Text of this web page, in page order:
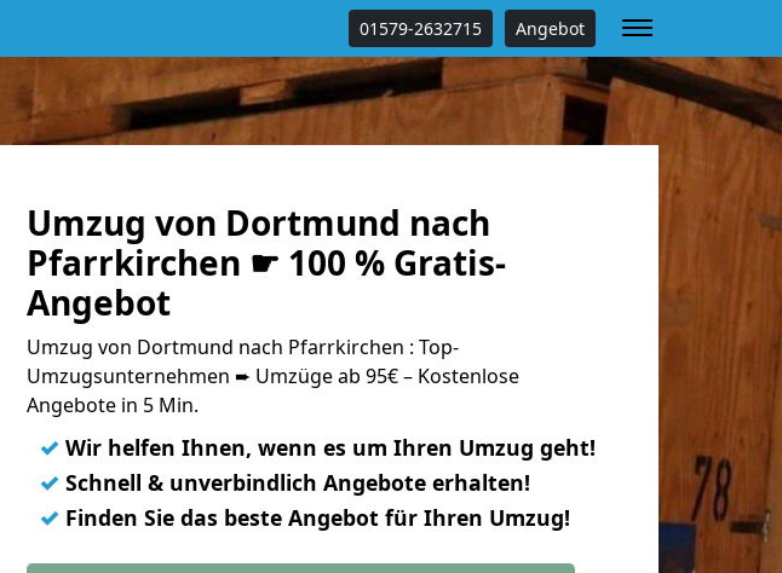
01579-2632715 Angebot
Umzug von Dortmund nach
Pfarrkirchen ☛ 100 % Gratis-
Angebot
Umzug von Dortmund nach Pfarrkirchen : Top-
Umzugsunternehmen ➨ Umzüge ab 95€ – Kostenlose
Angebote in 5 Min.
✓ Wir helfen Ihnen, wenn es um Ihren Umzug geht!
✓ Schnell & unverbindlich Angebote erhalten!
✓ Finden Sie das beste Angebot für Ihren Umzug!